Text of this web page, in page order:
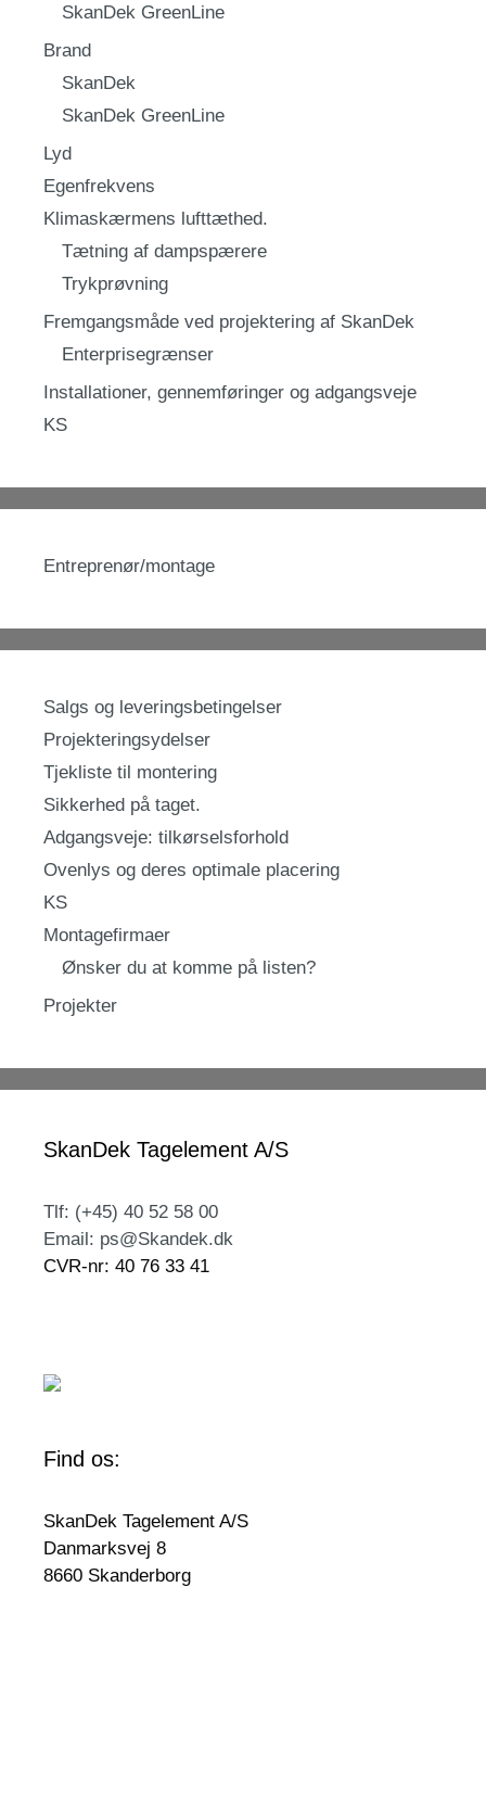
SkanDek GreenLine
Brand
SkanDek
SkanDek GreenLine
Lyd
Egenfrekvens
Klimaskærmens lufttæthed.
Tætning af dampspærere
Trykprøvning
Fremgangsmåde ved projektering af SkanDek
Enterprisegrænser
Installationer, gennemføringer og adgangsveje
KS
Entreprenør/montage
Salgs og leveringsbetingelser
Projekteringsydelser
Tjekliste til montering
Sikkerhed på taget.
Adgangsveje: tilkørselsforhold
Ovenlys og deres optimale placering
KS
Montagefirmaer
Ønsker du at komme på listen?
Projekter
SkanDek Tagelement A/S
Tlf: (+45) 40 52 58 00
Email: ps@Skandek.dk
CVR-nr: 40 76 33 41
Find os:
SkanDek Tagelement A/S
Danmarksvej 8
8660 Skanderborg